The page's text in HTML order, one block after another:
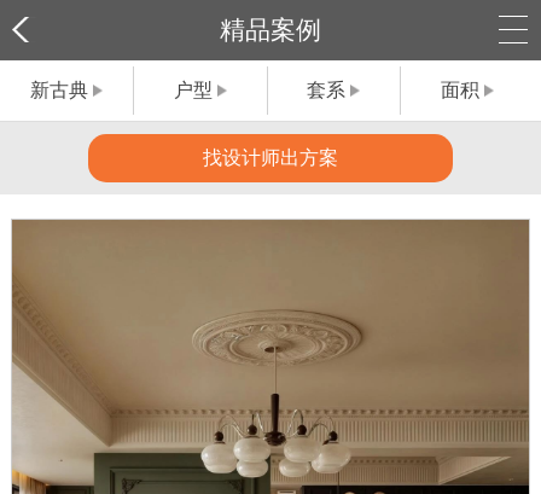
精品案例
新古典 户型 套系 面积
找设计师出方案